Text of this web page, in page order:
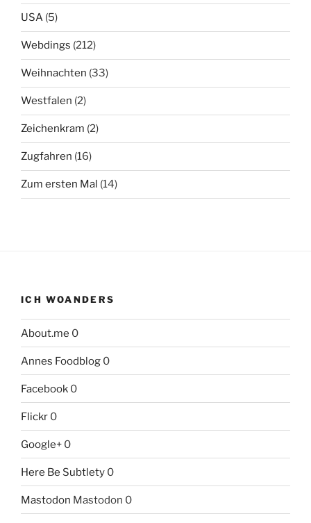
USA (5)
Webdings (212)
Weihnachten (33)
Westfalen (2)
Zeichenkram (2)
Zugfahren (16)
Zum ersten Mal (14)
ICH WOANDERS
About.me 0
Annes Foodblog 0
Facebook 0
Flickr 0
Google+ 0
Here Be Subtlety 0
Mastodon Mastodon 0